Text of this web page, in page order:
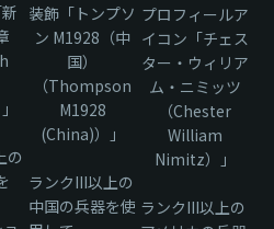
の
装飾「トンプソ
ン M1928（中
国）
（Thompson
M1928
(China)）」
ランクIII以上の
中国の兵器を使
プロフィールア
イコン「チェス
ター・ウィリア
ム・ニミッツ
（Chester
William
Nimitz）」
ランクIII以上の